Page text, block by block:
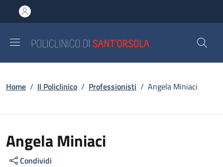
al contenuto principale
to footer content
Briciole di pane
Home / Il Policlinico / Professionisti / Angela Miniaci
Angela Miniaci
Condividi